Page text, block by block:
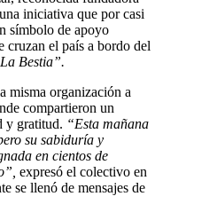
una iniciativa que por casi
símbolo de apoyo
cruzan el país a bordo del
Bestia”.
misma organización a
compartieron un
y gratitud. “Esta mañana
su sabiduría y
en cientos de
expresó el colectivo en
se llenó de mensajes de